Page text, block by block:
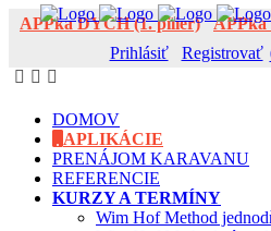
APPka DYCH (1. pilier)
Prihlásiť
Registrovať
DOMOV
APLIKÁCIE
PRENÁJOM KARAVANU
REFERENCIE
KURZY A TERMÍNY
Wim Hof Method